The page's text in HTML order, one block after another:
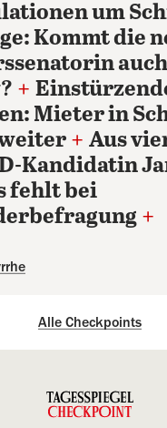
um
Kommt die
+
Mieter in
+ Aus
Kandidatin
fehlt bei
+
Alle Checkpoints